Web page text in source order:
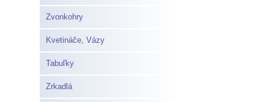
Zvonkohry
Kvetináče, Vázy
Tabuľky
Zrkadlá